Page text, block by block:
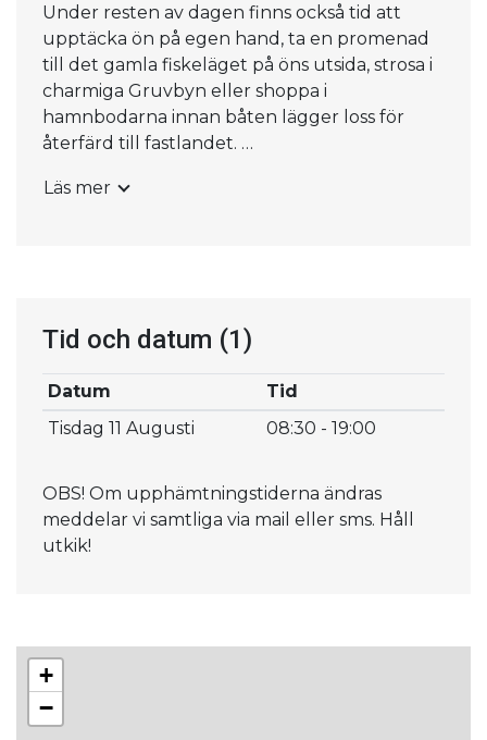
Under resten av dagen finns också tid att
upptäcka ön på egen hand, ta en promenad
till det gamla fiskeläget på öns utsida, strosa i
charmiga Gruvbyn eller shoppa i
hamnbodarna innan båten lägger loss för
återfärd till fastlandet.
Båten avgår cirka 16.30 från Utö och vår
Detta ingår i paketet: Buss t/r, se nedan för
upphämtningstider Båtbiljett tur/retur Årsta
brygga Lunch enligt förkomponerad meny på
Utö Värdshus (Smör/bröd och Varmrätt,
måltidsdryck) Kaffe på maten.
Guidad tur
- Utö gruvor och Gruvbyn
Ojämn terräng kan förekomma. Bra
sker till PG 23 17 69-1 efter erhållen
bekräftelse.
Läs mer
Tid och datum (1)
Datum
Tid
Tisdag 11 Augusti
08:30 - 19:00
OBS! Om upphämtningstiderna ändras
meddelar vi samtliga via mail eller sms. Håll
utkik!
+
−